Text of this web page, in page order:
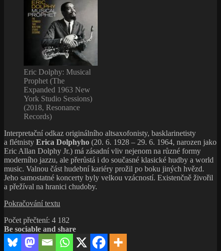
Eric Dolphy: Musical
Prophet (The
Expanded 1963 New
York Studio Sessions)
(2018, Resonance
Records)
Interpretační odkaz originálního altsaxofonisty, basklarinetisty
a flétnisty Erica Dolphyho (20. 6. 1928 – 29. 6. 1964, narozen jako
Eric Allan Dolphy Jr.) má zásadní vliv nejenom na různé formy
moderního jazzu, ale přerůstá i do současné klasické hudby a world
music. Valnou část hudební kariéry prožil po boku jiných hvězd.
Jeho samostatné koncerty byly velkou vzácností. Existenčně živořil
a přežíval na hranici chudoby.
Pokračování textu
měl
vlastní
styl,
zvuk
Počet přečtení: 4 182
Be sociable and share